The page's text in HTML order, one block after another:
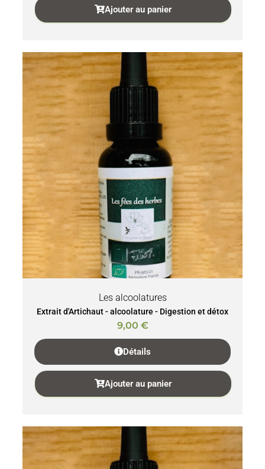
Ajouter au panier
Les alcoolatures
Extrait d'Artichaut - alcoolature - Digestion et détox
9,00 €
Détails
Ajouter au panier